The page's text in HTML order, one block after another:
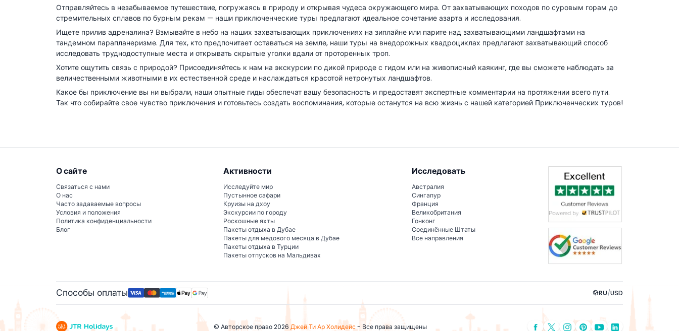
Отправляйтесь в незабываемое путешествие, погружаясь в природу и открывая чудеса окружающего мира. От захватывающих походов по суровым горам до
стремительных сплавов по бурным рекам — наши приключенческие туры предлагают идеальное сочетание азарта и исследования.
Ищете прилив адреналина? Взмывайте в небо на наших захватывающих приключениях на зиплайне или парите над захватывающими ландшафтами на
тандемном парапланеризме. Для тех, кто предпочитает оставаться на земле, наши туры на внедорожных квадроциклах предлагают захватывающий способ
исследовать труднодоступные места и открывать скрытые уголки вдали от проторенных троп.
Хотите ощутить связь с природой? Присоединяйтесь к нам на экскурсии по дикой природе с гидом или на живописный каякинг, где вы сможете наблюдать за
величественными животными в их естественной среде и наслаждаться красотой нетронутых ландшафтов.
Какое бы приключение вы ни выбрали, наши опытные гиды обеспечат вашу безопасность и предоставят экспертные комментарии на протяжении всего пути.
Так что собирайте свое чувство приключения и готовьтесь создать воспоминания, которые останутся на всю жизнь с нашей категорией Приключенческих туров!
О сайте
Связаться с нами
О нас
Часто задаваемые вопросы
Условия и положения
Политика конфиденциальности
Блог
Активности
Исследуйте мир
Пустынное сафари
Круизы на дхоу
Экскурсии по городу
Роскошные яхты
Пакеты отдыха в Дубае
Пакеты для медового месяца в Дубае
Пакеты отдыха в Турции
Пакеты отпусков на Мальдивах
Исследовать
Австралия
Сингапур
Франция
Великобритания
Гонконг
Соединённые Штаты
Все направления
Способы оплаты RU/USD
© Авторское право 2026 Джей Ти Ар Холидейс- Все права защищены